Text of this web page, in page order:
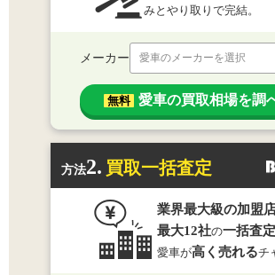
みとやり取りで完結。
メーカー 愛車のメーカーを選択
無料 愛車の買取相場を調
方法2. 買取一括査定
業界最大級の加盟
最大12社の一括査定
愛車が高く売れるチ